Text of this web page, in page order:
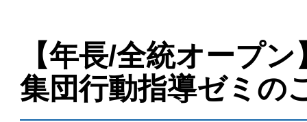
【年長/全統オープ
集団行動指導ゼミの